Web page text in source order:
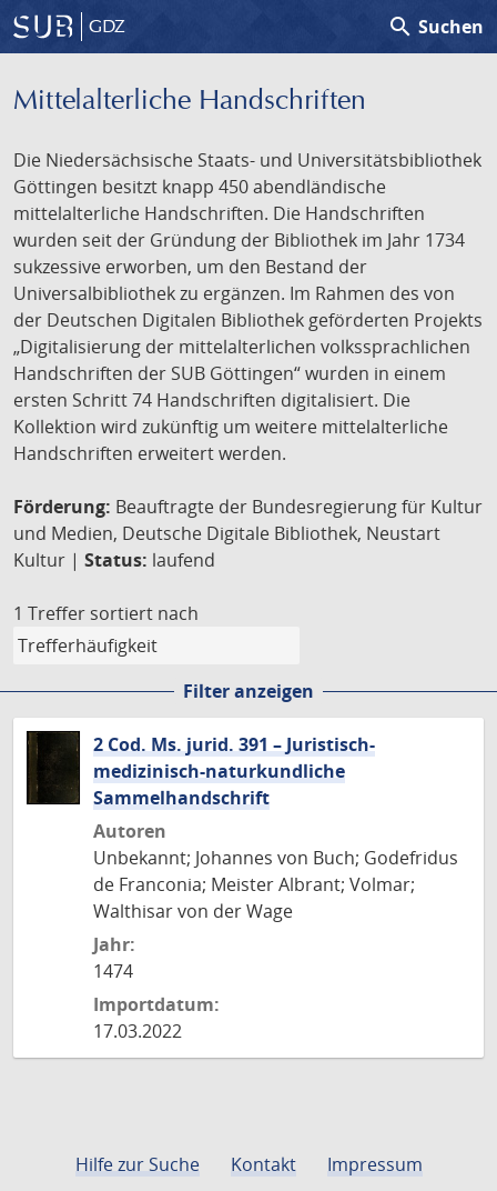
GDZ search Suchen
Mittelalterliche Handschriften
Die Niedersächsische Staats- und Universitätsbibliothek
Göttingen besitzt knapp 450 abendländische
mittelalterliche Handschriften. Die Handschriften
wurden seit der Gründung der Bibliothek im Jahr 1734
sukzessive erworben, um den Bestand der
Universalbibliothek zu ergänzen. Im Rahmen des von
der Deutschen Digitalen Bibliothek geförderten Projekts
„Digitalisierung der mittelalterlichen volkssprachlichen
Handschriften der SUB Göttingen“ wurden in einem
ersten Schritt 74 Handschriften digitalisiert. Die
Kollektion wird zukünftig um weitere mittelalterliche
Handschriften erweitert werden.
Förderung: Beauftragte der Bundesregierung für Kultur
und Medien, Deutsche Digitale Bibliothek, Neustart
Kultur | Status: laufend
1 Treffer sortiert nach
Filter anzeigen
2 Cod. Ms. jurid. 391 – Juristisch-
medizinisch-naturkundliche
Sammelhandschrift
Autoren
Unbekannt; Johannes von Buch; Godefridus
de Franconia; Meister Albrant; Volmar;
Walthisar von der Wage
Jahr:
1474
Importdatum:
17.03.2022
Hilfe zur Suche Kontakt
Impressum